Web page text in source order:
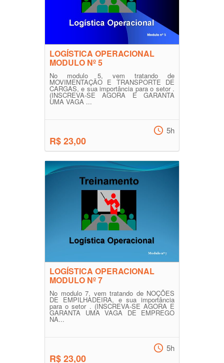
LOGÍSTICA OPERACIONAL
MODULO Nº 5
No modulo 5, vem tratando de
MOVIMENTAÇÃO E TRANSPORTE DE
CARGAS, e sua importância para o setor .
(INSCREVA-SE AGORA E GARANTA
UMA VAGA ...
R$ 23,00
5h
LOGÍSTICA OPERACIONAL
MODULO Nº 7
No modulo 7, vem tratando de NOÇÕES
DE EMPILHADEIRA, e sua importância
para o setor . (INSCREVA-SE AGORA E
GARANTA UMA VAGA DE EMPREGO
NA...
R$ 23,00
5h